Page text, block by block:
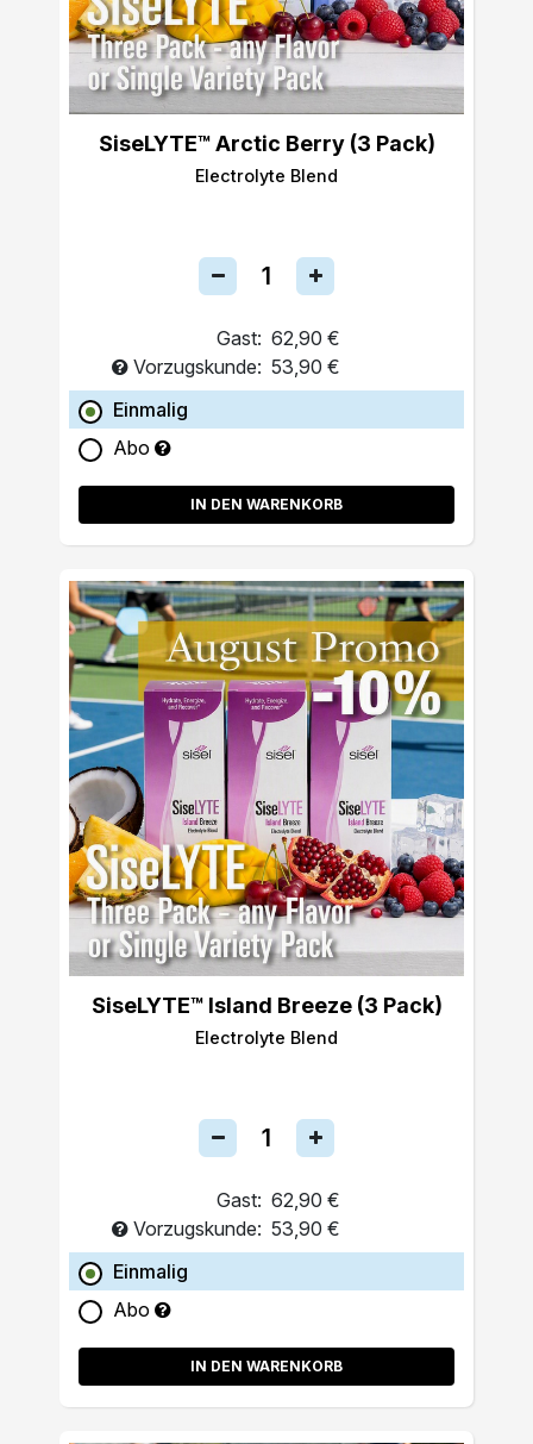
SiseLYTE™ Arctic Berry (3 Pack)
Electrolyte Blend
Gast: 62,90 €
Vorzugskunde: 53,90 €
Einmalig
Abo
IN DEN WARENKORB
SiseLYTE™ Island Breeze (3 Pack)
Electrolyte Blend
Gast: 62,90 €
Vorzugskunde: 53,90 €
Einmalig
Abo
IN DEN WARENKORB